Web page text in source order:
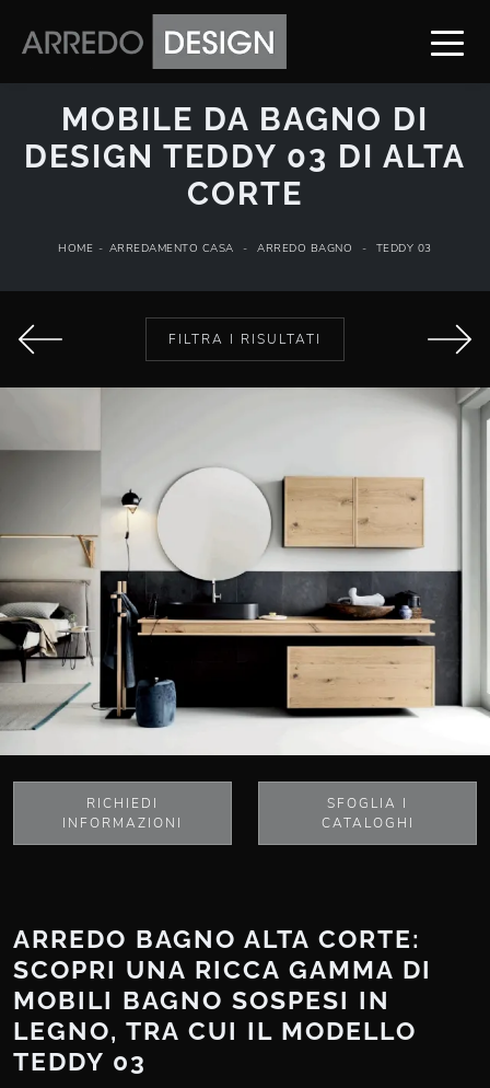
MOBILE DA BAGNO DI
DESIGN TEDDY 03 DI ALTA
CORTE
HOME - ARREDAMENTO CASA - ARREDO BAGNO - TEDDY 03
FILTRA I RISULTATI
RICHIEDI
INFORMAZIONI
SFOGLIA I
CATALOGHI
ARREDO BAGNO ALTA CORTE:
SCOPRI UNA RICCA GAMMA DI
MOBILI BAGNO SOSPESI IN
LEGNO, TRA CUI IL MODELLO
TEDDY 03